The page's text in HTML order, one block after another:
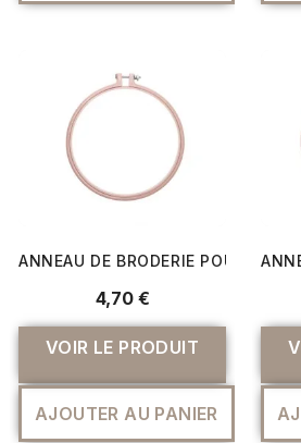
ANNEAU DE BRODERIE POUDRE
4,70 €
VOIR LE PRODUIT
AJOUTER AU PANIER